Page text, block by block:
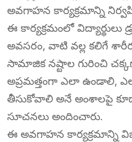
అవగాహన కార్యక్రమాన్ని
ఈ కార్యక్రమంలో విద్యార్థులు
అవసరం, వాటి వల్ల కలిగే
సామాజిక నష్టాల గురించి
అప్రమత్తంగా ఎలా ఉండాలి,
తీసుకోవాలి అనే అంశాలపై కూడా
సూచనలు అందించారు.
ఈ అవగాహన కార్యక్రమాన్ని